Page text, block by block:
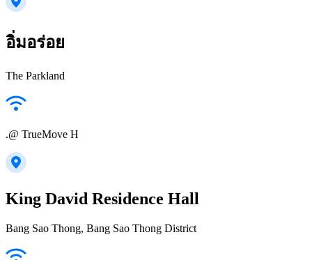
อิ่มอร่อย
The Parkland
.@ TrueMove H
King David Residence Hall
Bang Sao Thong, Bang Sao Thong District